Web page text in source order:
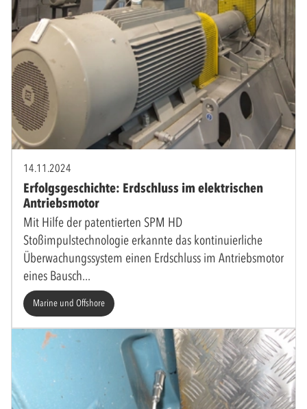
14.11.2024
Erfolgsgeschichte: Erdschluss im elektrischen
Antriebsmotor
Mit Hilfe der patentierten SPM HD
Stoßimpulstechnologie erkannte das kontinuierliche
Überwachungssystem einen Erdschluss im Antriebsmotor
eines Bausch
Marine und Offshore